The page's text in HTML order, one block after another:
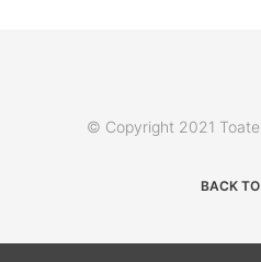
© Copyright 2021
BACK